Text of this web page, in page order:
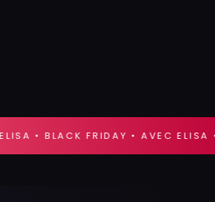
• BLACK FRIDAY • AVEC